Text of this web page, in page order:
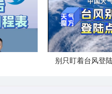
别只盯着台风登